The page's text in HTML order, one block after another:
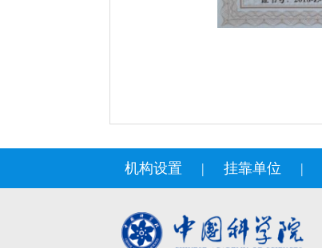
机构设置 | 挂靠单位 |